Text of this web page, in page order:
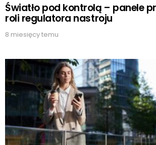
Światło pod kontrolą – panele
roli regulatora nastroju
8 miesięcy temu